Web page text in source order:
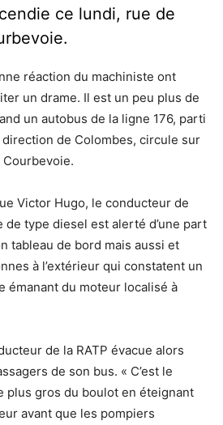
ce lundi, rue de
réaction du machiniste ont
un drame. Il est un peu plus de
un autobus de la ligne 176, parti
de Colombes, circule sur
Courbevoie.
Victor Hugo, le conducteur de
type diesel est alerté d’une part
tableau de bord mais aussi et
à l’extérieur qui constatent un
émanant du moteur localisé à
de la RATP évacue alors
de son bus. « C’est le
plus gros du boulot en éteignant
avant que les pompiers